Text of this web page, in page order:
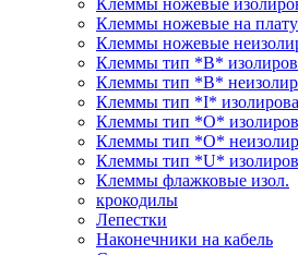
Клеммы ножевые на плату
Клеммы ножевые
Клеммы тип *B*
Клеммы тип *B*
Клеммы тип *I*
Клеммы тип *O*
Клеммы тип *O*
Клеммы тип *U*
Клеммы флажковые изол.
крокодилы
Лепестки
Наконечники на кабель